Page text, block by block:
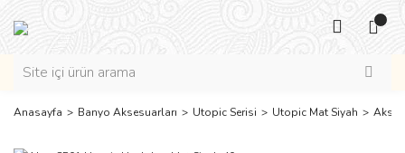
Anasayfa Banyo Aksesuarları Utopic Serisi Utopic Mat Siyah Aksy